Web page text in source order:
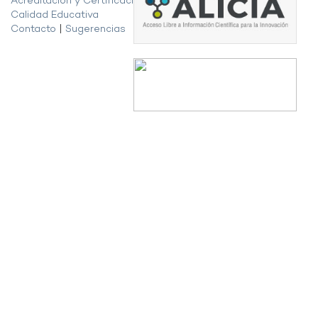
Calidad Educativa
Contacto
Sugerencias